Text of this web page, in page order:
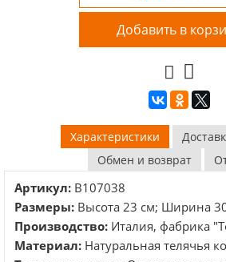
Добавить в
Характеристики
Обмен и возврат
Артикул: B107038
Размеры: Высота 23 см; Ширина
Производство: Италия, фабрика
Материал: Натуральная телячья